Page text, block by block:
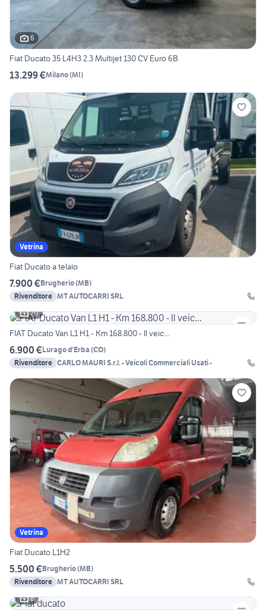
6
Fiat Ducato 35 L4H3 2.3 Multijet 130 CV Euro 6B
13.299 €Milano(MI)
Vetrina
Fiat Ducato a telaio
7.900 €Brugherio(MB)
Rivenditore MT AUTOCARRI SRL
20
FIAT Ducato Van L1 H1 - Km 168.800 - Il veic...
6.900 €Lurago d'Erba (CO)
Rivenditore CARLO MAURI S.r.l. - Veicoli Commerciali Usati -
Vetrina
Fiat Ducato L1H2
5.500 €Brugherio(MB)
Rivenditore MT AUTOCARRI SRL
6